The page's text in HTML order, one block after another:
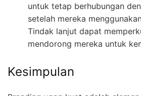
untuk tetap berhubungan
setelah mereka
Tindak lanjut dapat
mendorong mereka untuk
Kesimpulan